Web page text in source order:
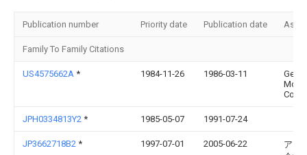
Publication number Priority date Publication date
Family To Family Citations
US4575662A * 1984-11-26 1986-03-11
JPH0334813Y2 * 1985-05-07 1991-07-24
JP3662718B2 * 1997-07-01 2005-06-22
アス